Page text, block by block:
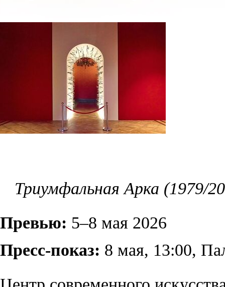
Триумфальная Арка (1979/
Превью: 5–8 мая 2026
Пресс-показ: 8 мая, 13:00,